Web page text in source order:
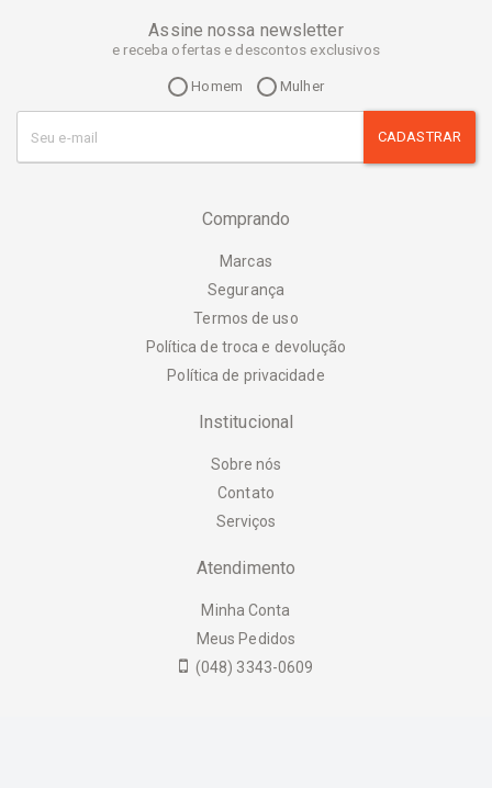
Assine nossa newsletter
e receba ofertas e descontos exclusivos
Homem Mulher
CADASTRAR
Comprando
Marcas
Segurança
Termos de uso
Política de troca e devolução
Política de privacidade
Institucional
Sobre nós
Contato
Serviços
Atendimento
Minha Conta
Meus Pedidos
(048) 3343-0609